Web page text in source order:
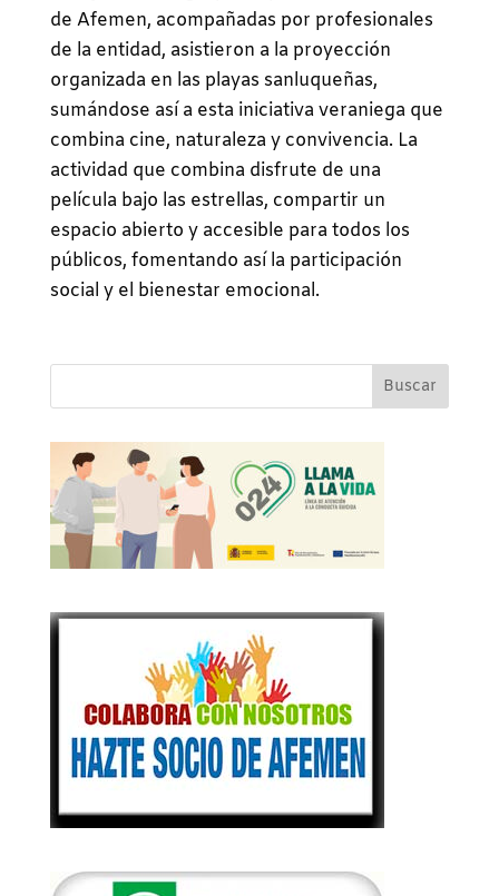
de Afemen, acompañadas por profesionales
de la entidad, asistieron a la proyección
organizada en las playas sanluqueñas,
sumándose así a esta iniciativa veraniega que
combina cine, naturaleza y convivencia. La
actividad que combina disfrute de una
película bajo las estrellas, compartir un
espacio abierto y accesible para todos los
públicos, fomentando así la participación
social y el bienestar emocional.